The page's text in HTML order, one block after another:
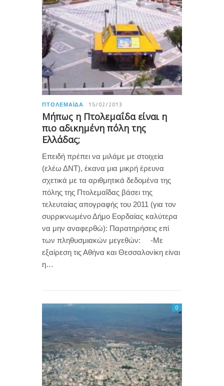
ΠΤΟΛΕΜΑΪ́ΔΑ 15/02/2013
Μήπως η Πτολεμαΐδα είναι η
πιο αδικημένη πόλη της
Ελλάδας;
Επειδή πρέπει να μιλάμε με στοιχεία
(ελέω ΔΝΤ), έκανα μια μικρή έρευνα
σχετικά με τα αριθμητικά δεδομένα της
πόλης της Πτολεμαΐδας βάσει της
τελευταίας απογραφής του 2011 (για τον
συρρικνωμένο Δήμο Εορδαίας καλύτερα
να μην αναφερθώ): Παρατηρήσεις επί
των πληθυσμιακών μεγεθών: -Με
εξαίρεση τις Αθήνα και Θεσσαλονίκη είναι
η…
0